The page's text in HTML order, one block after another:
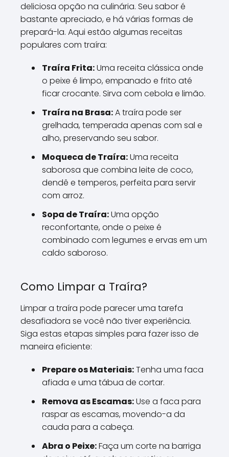
deliciosa opção na culinária. Seu sabor é
bastante apreciado, e há várias formas de
prepará-la. Aqui estão algumas receitas
populares com traíra:
Traíra Frita:Uma receita clássica onde
o peixe é limpo, empanado e frito até
ficar crocante. Sirva com cebola e limão.
Traíra na Brasa:A traíra pode ser
grelhada, temperada apenas com sal e
alho, preservando seu sabor.
Moqueca de Traíra:Uma receita
saborosa que combina leite de coco,
dendê e temperos, perfeita para servir
com arroz.
Sopa de Traíra:Uma opção
reconfortante, onde o peixe é
combinado com legumes e ervas em um
caldo saboroso.
Como Limpar a Traíra?
Limpar a traíra pode parecer uma tarefa
desafiadora se você não tiver experiência.
Siga estas etapas simples para fazer isso de
maneira eficiente:
Prepare os Materiais:Tenha uma faca
afiada e uma tábua de cortar.
Remova as Escamas:Use a faca para
raspar as escamas, movendo-a da
cauda para a cabeça.
Abra o Peixe:Faça um corte na barriga